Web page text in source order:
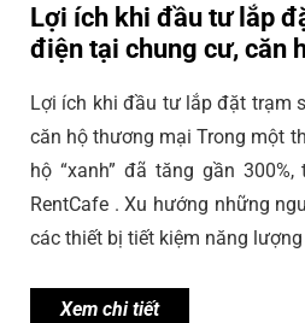
Lợi ích khi đầu tư lắp
điện tại chung cư, căn
Lợi ích khi đầu tư lắp đặt trạm
căn hộ thương mại Trong một
hộ “xanh” đã tăng gần
RentCafe . Xu hướng những
các thiết bị tiết kiệm năng
Xem chi tiết